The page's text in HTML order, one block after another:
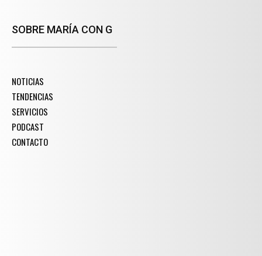
SOBRE MARÍA CON G
NOTICIAS
TENDENCIAS
SERVICIOS
PODCAST
CONTACTO